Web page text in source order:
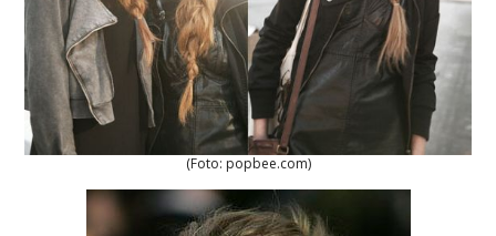
(Foto: popbee.com)